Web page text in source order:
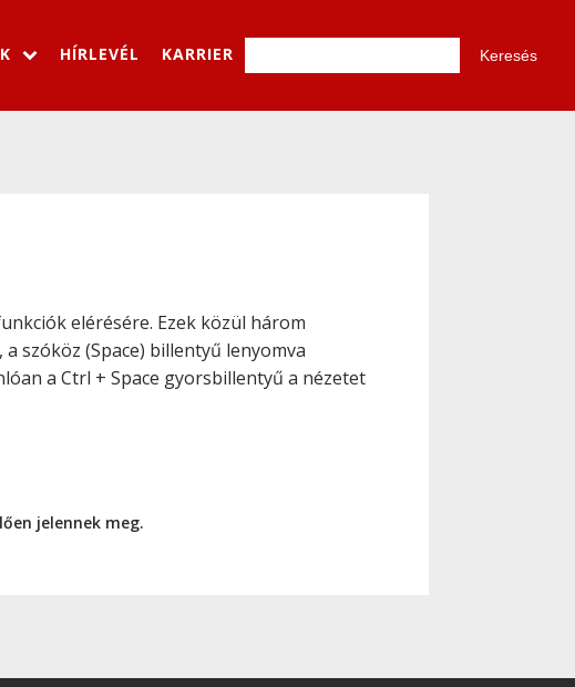
HÍRLEVÉL KARRIER
elérésére. Ezek közül három
szóköz (Space) billentyű lenyomva
a Ctrl + Space gyorsbillentyű a nézetet
jelennek meg.